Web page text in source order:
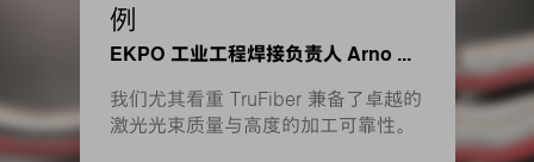
例
EKPO 工业工程焊接负责人 Arno Bayer
我们尤其看重 TruFiber 兼备了卓越的
激光光束质量与高度的加工可靠性。